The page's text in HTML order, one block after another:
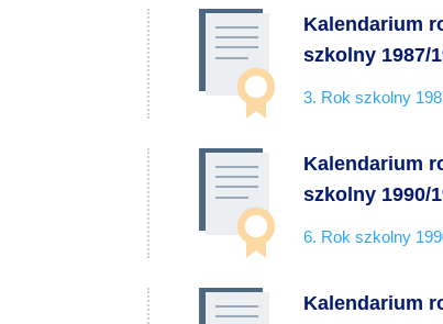
Kalendarium
szkolny 1987/
3. Rok szkolny
Kalendarium
szkolny 1990/
6. Rok szkolny
Kalendarium